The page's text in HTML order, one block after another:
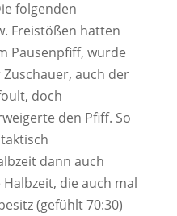
folgenden
Freistößen hatten
Pausenpfiff, wurde
auch der
doch
den Pfiff. So
dann auch
die auch mal
(gefühlt 70:30)